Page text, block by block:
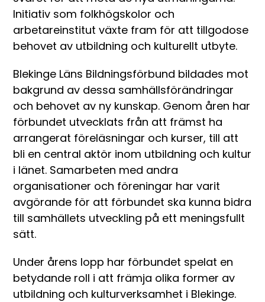
Initiativ som folkhögskolor och
arbetareinstitut växte fram för att tillgodose
behovet av utbildning och kulturellt utbyte.
Blekinge Läns Bildningsförbund bildades mot
bakgrund av dessa samhällsförändringar
och behovet av ny kunskap. Genom åren har
förbundet utvecklats från att främst ha
arrangerat föreläsningar och kurser, till att
bli en central aktör inom utbildning och kultur
i länet. Samarbeten med andra
organisationer och föreningar har varit
avgörande för att förbundet ska kunna bidra
till samhällets utveckling på ett meningsfullt
sätt.
Under årens lopp har förbundet spelat en
betydande roll i att främja olika former av
utbildning och kulturverksamhet i Blekinge.